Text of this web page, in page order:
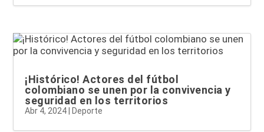
¡Histórico! Actores del fútbol
colombiano se unen por la convivencia y
seguridad en los territorios
Abr 4, 2024 Deporte